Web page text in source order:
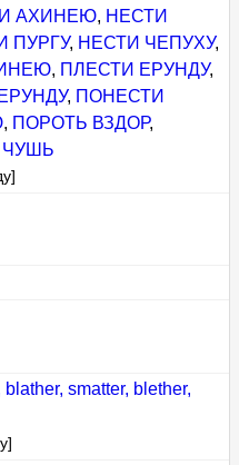
АХИНЕЮ, НЕСТИ
ПУРГУ, НЕСТИ ЧЕПУХУ,
, ПЛЕСТИ ЕРУНДУ,
, ПОНЕСТИ
, ПОРОТЬ ВЗДОР,
ЧУШЬ
smatter, blether,